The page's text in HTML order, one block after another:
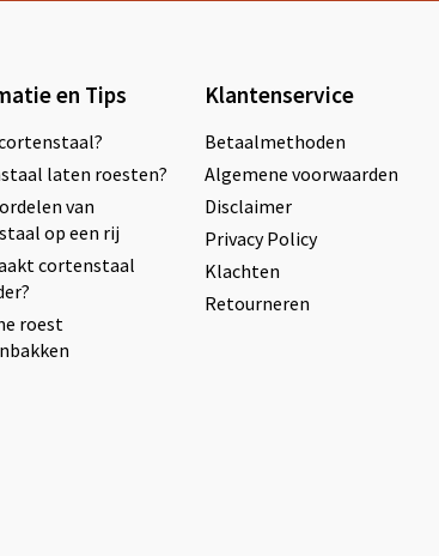
en Tips
laten roesten?
van
op een rij
cortenstaal
roest
Klantenservice
Betaalmethoden
Algemene voorwaarden
Disclaimer
Privacy Policy
Klachten
Retourneren